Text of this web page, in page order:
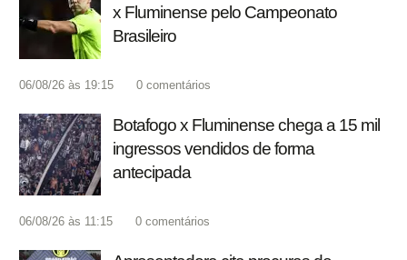
x Fluminense pelo Campeonato
Brasileiro
06/08/26 às 19:15 0 comentários
Botafogo x Fluminense chega a 15 mil
ingressos vendidos de forma
antecipada
06/08/26 às 11:15 0 comentários